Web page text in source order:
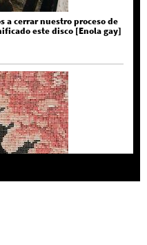
a cerrar nuestro proceso de
este disco [Enola gay]